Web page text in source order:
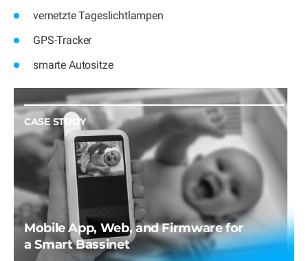
vernetzte Tageslichtlampen
GPS-Tracker
smarte Autositze
CASE STUDY
Mobile App, Web, and Firmware for
a Smart Bassinet